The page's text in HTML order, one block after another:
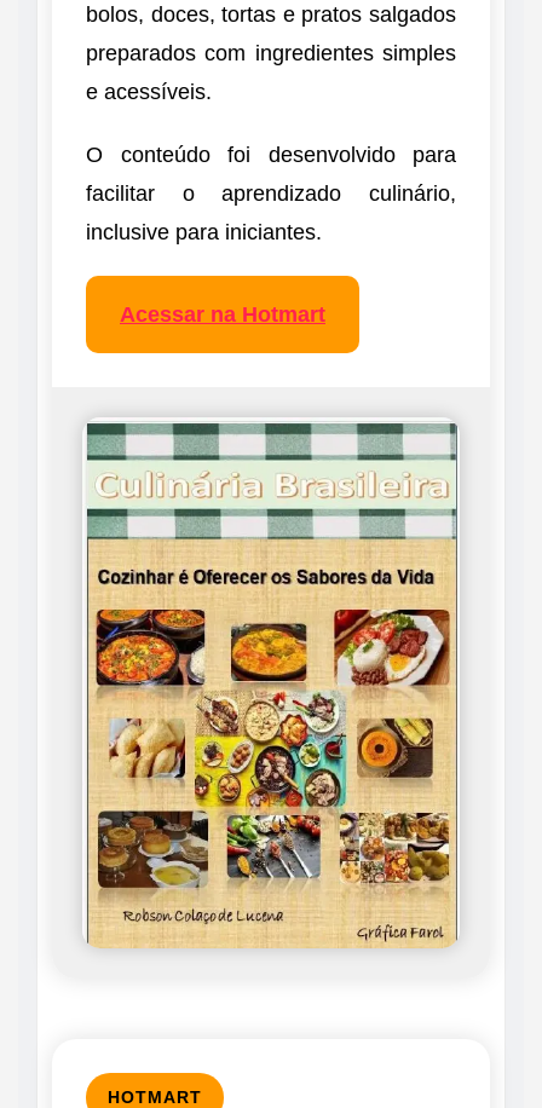
bolos, doces, tortas e pratos salgados
preparados com ingredientes simples
e acessíveis.
O conteúdo foi desenvolvido para
facilitar o aprendizado culinário,
inclusive para iniciantes.
Acessar na Hotmart
HOTMART